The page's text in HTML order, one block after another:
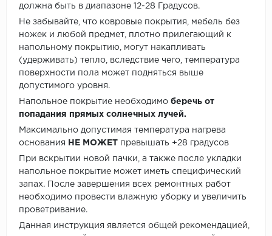
должна быть в диапазоне 12-28 Градусов.
Не забывайте, что ковровые покрытия, мебель без
ножек и любой предмет, плотно прилегающий к
напольному покрытию, могут накапливать
(удерживать) тепло, вследствие чего, температура
поверхности пола может подняться выше
допустимого уровня.
Напольное покрытие необходимо беречь от
попадания прямых солнечных лучей.
Максимально допустимая температура нагрева
основания
НЕ МОЖЕТ превышать +28 градусов
При вскрытии новой пачки, а также после укладки
напольное покрытие может иметь специфический
запах. После завершения всех ремонтных работ
необходимо провести влажную уборку и увеличить
проветривание.
Данная инструкция является общей рекомендацией,